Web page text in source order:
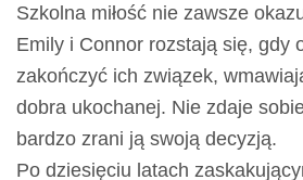
Szkolna miłość nie zawsze
Emily i Connor rozstają się, gdy
zakończyć ich związek,
dobra ukochanej. Nie zdaje
bardzo zrani ją swoją decyzją.
Po dziesięciu latach